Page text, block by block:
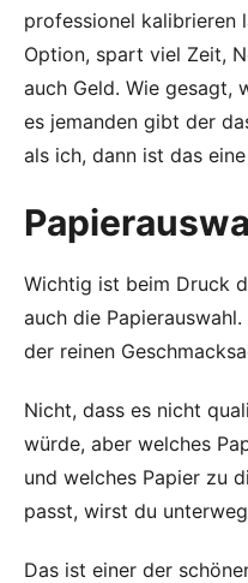
professionel kalibrieren
Option, spart viel Zeit,
auch Geld. Wie gesagt,
es jemanden gibt der
als ich, dann ist das
Wichtig ist beim Druck
auch die
der reinen
Nicht, dass es nicht
würde, aber welches
und welches Papier zu
passt, wirst du
Das ist einer der